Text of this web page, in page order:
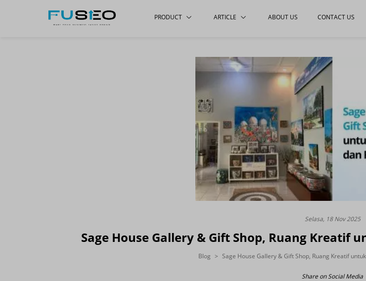
PRODUCT ARTICLE ABOUT US CONTACT US
Selasa, 18 Nov 2025
Sage House Gallery & Gift Shop, Ruang Kreatif
Blog Sage House Gallery & Gift Shop, Ruang Kreatif
Share on Social Media